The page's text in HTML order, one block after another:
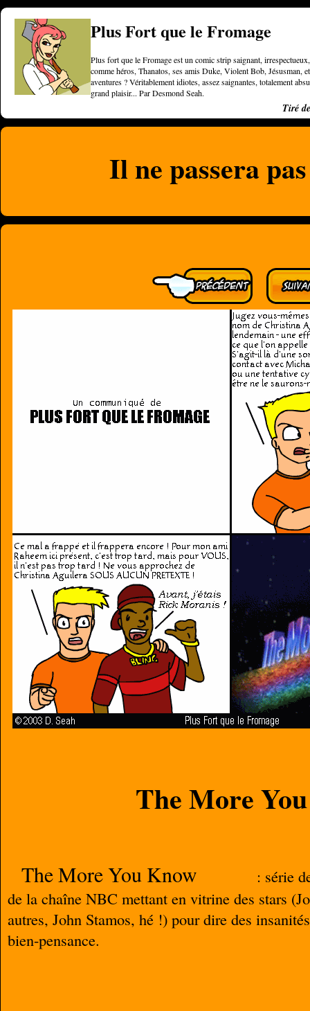
Plus Fort que le Fromage
Plus fort que le Fromage est un comic strip saignant,
comme héros, Thanatos, ses amis Duke, Violent Bob, Jésusman,
aventures ? Véritablement idiotes, assez saignantes, totalement
grand plaisir... Par Desmond Seah.
Tiré
Il ne passera
The More
The More You Know
: série
de la chaîne NBC mettant en vitrine des stars
autres, John Stamos, hé !) pour dire des
bien-pensance.